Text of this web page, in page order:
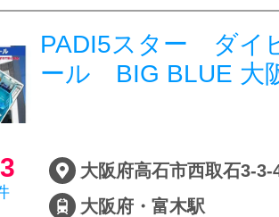
PADI5スター ダイ
ール BIG BLUE 大
大阪府・富木駅